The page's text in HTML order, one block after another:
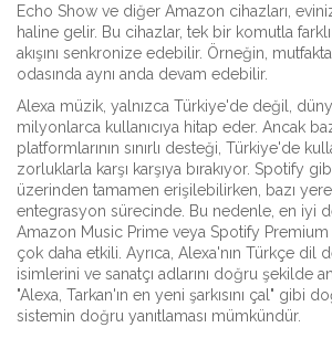
Echo Show ve diğer Amazon cihazları,
haline gelir. Bu cihazlar, tek bir komutla
akışını senkronize edebilir. Örneğin,
odasında aynı anda devam edebilir.
Alexa müzik, yalnızca Türkiye'de değil,
milyonlarca kullanıcıya hitap eder. Ancak
platformlarının sınırlı desteği, Türkiye'de
zorluklarla karşı karşıya bırakıyor. Spotify
üzerinden tamamen erişilebilirken, bazı
entegrasyon sürecinde. Bu nedenle, en iyi
Amazon Music Prime veya Spotify
çok daha etkili. Ayrıca, Alexa'nın Türkçe dil
isimlerini ve sanatçı adlarını doğru şekilde
"Alexa, Tarkan'ın en yeni şarkısını çal" gibi
sistemin doğru yanıtlaması mümkündür.